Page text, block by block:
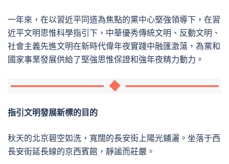
一年來，在以習近平同道為焦點的黨中心堅強領導下，在習
近平文明思惟科學指引下，中華優秀傳統文明、反動文明、
社會主義先進文明在新時代偉年夜實踐中融匯激蕩，為黨和
國家事業發展供給了堅強思惟保證和強年夜精力動力。
指引文明發展新標的目的
秋天的北京碧空如洗，寬闊的長安街上陽光鋪灑。坐落于西
長安街延長線的京西賓館，靜謐而莊嚴。